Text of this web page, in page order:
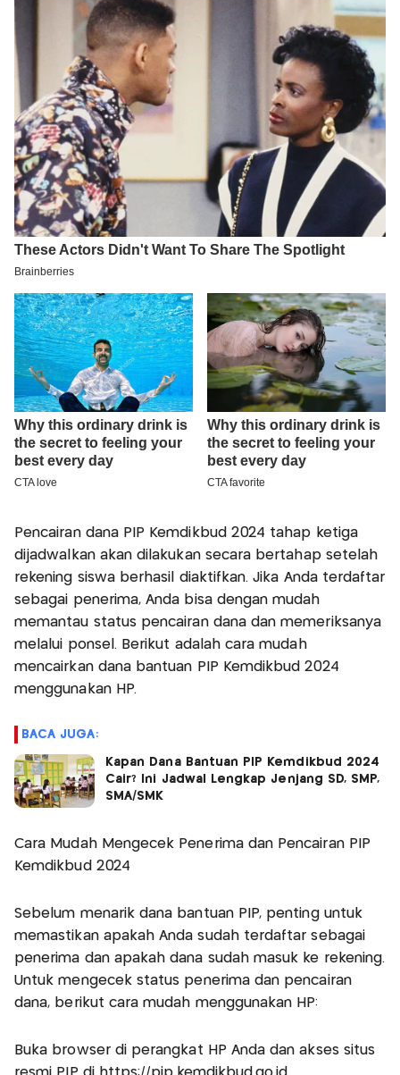
Pencairan dana PIP Kemdikbud 2024 tahap ketiga
dijadwalkan akan dilakukan secara bertahap setelah
rekening siswa berhasil diaktifkan. Jika Anda terdaftar
sebagai penerima, Anda bisa dengan mudah
memantau status pencairan dana dan memeriksanya
melalui ponsel. Berikut adalah cara mudah
mencairkan dana bantuan PIP Kemdikbud 2024
menggunakan HP.
BACA JUGA:
Kapan Dana Bantuan PIP Kemdikbud 2024
Cair? Ini Jadwal Lengkap Jenjang SD, SMP,
SMA/SMK
Cara Mudah Mengecek Penerima dan Pencairan PIP
Kemdikbud 2024
Sebelum menarik dana bantuan PIP, penting untuk
memastikan apakah Anda sudah terdaftar sebagai
penerima dan apakah dana sudah masuk ke rekening.
Untuk mengecek status penerima dan pencairan
dana, berikut cara mudah menggunakan HP:
Buka browser di perangkat HP Anda dan akses situs